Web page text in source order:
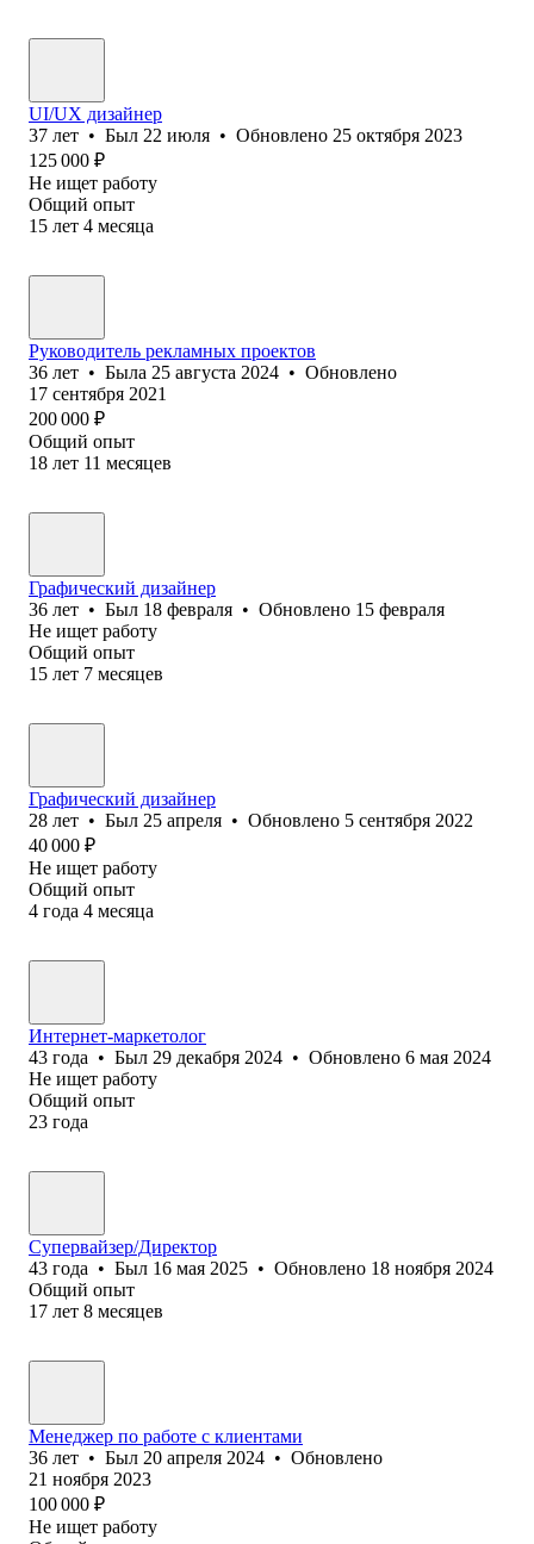
UI/UX дизайнер
37 лет • Был 22 июля • Обновлено 25 октября 2023
125 000 ₽
Не ищет работу
Общий опыт
15 лет 4 месяца
Руководитель рекламных проектов
36 лет • Была 25 августа 2024 • Обновлено
17 сентября 2021
200 000 ₽
Общий опыт
18 лет 11 месяцев
Графический дизайнер
36 лет • Был 18 февраля • Обновлено 15 февраля
Не ищет работу
Общий опыт
15 лет 7 месяцев
Графический дизайнер
28 лет • Был 25 апреля • Обновлено 5 сентября 2022
40 000 ₽
Не ищет работу
Общий опыт
4 года 4 месяца
Интернет-маркетолог
43 года • Был 29 декабря 2024 • Обновлено 6 мая 2024
Не ищет работу
Общий опыт
23 года
Супервайзер/Директор
43 года • Был 16 мая 2025 • Обновлено 18 ноября 2024
Общий опыт
17 лет 8 месяцев
Менеджер по работе с клиентами
36 лет • Был 20 апреля 2024 • Обновлено
21 ноября 2023
100 000 ₽
Не ищет работу